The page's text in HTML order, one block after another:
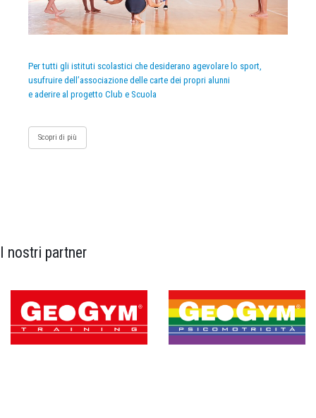
Per tutti gli istituti scolastici che desiderano agevolare lo sport,
usufruire dell’associazione delle carte dei propri alunni
e aderire al progetto Club e Scuola
Scopri di più
I nostri partner